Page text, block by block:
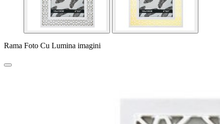
Rama Foto Cu Lumina imagini